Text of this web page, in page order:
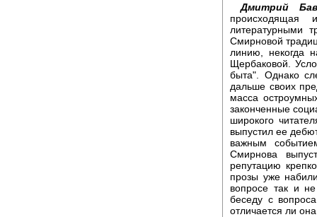
Дмитрий
происходящая
литературными
Смирновой
линию, некогда
Щербаковой.
быта". Однако
дальше своих
масса
законченные
широкого
выпустил ее
важным
Смирнова
репутацию
прозы уже
вопросе так и
беседу с
отличается ли